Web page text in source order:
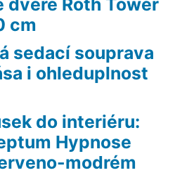
cm
sedací souprava
i ohleduplnost
do interiéru:
Hypnose
modrém